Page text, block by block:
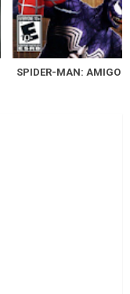
SPIDER-MAN: AMIGO